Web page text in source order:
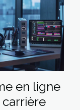
en ligne